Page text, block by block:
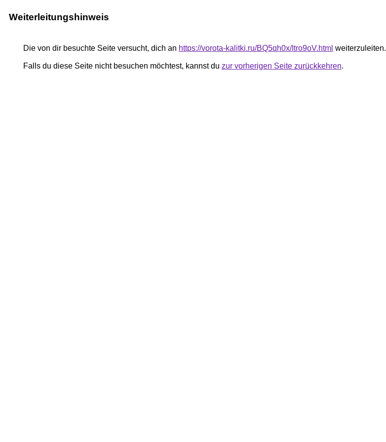
Weiterleitungshinweis
Die von dir besuchte Seite versucht, dich an https://vorota-kalitki.ru/BQ5qh0x/Itro9oV.html weiterzuleiten.
Falls du diese Seite nicht besuchen möchtest, kannst du zur vorherigen Seite zurückkehren.